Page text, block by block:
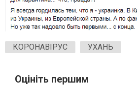
КОРОНАВІРУС УХАНЬ
Оцініть першим